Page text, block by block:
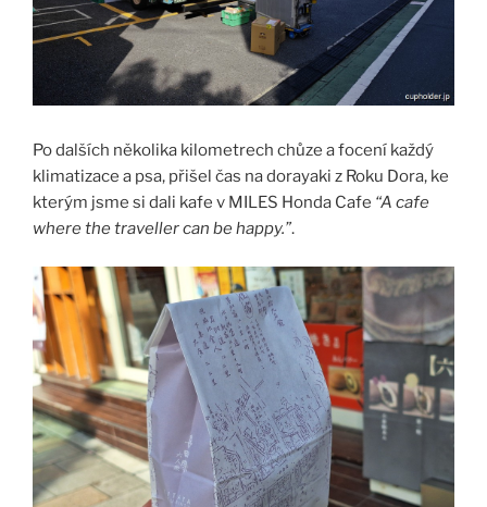
Po dalších několika kilometrech chůze a focení každý
klimatizace a psa, přišel čas na dorayaki z Roku Dora, ke
kterým jsme si dali kafe v MILES Honda Cafe “A cafe
where the traveller can be happy.”.